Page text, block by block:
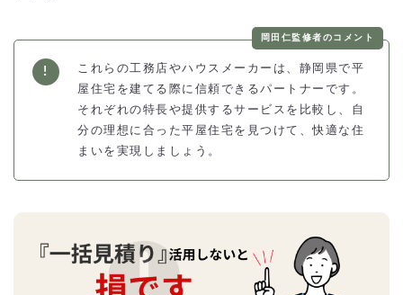
岡田仁監修者のコメント
これらの工務店やハウスメーカーは、静岡県で平
屋住宅を建てる際に信頼できるパートナーです。
それぞれの特長や提供するサービスを比較し、自
分の理想に合った平屋住宅を見つけて、快適な住
まいを実現しましょう。